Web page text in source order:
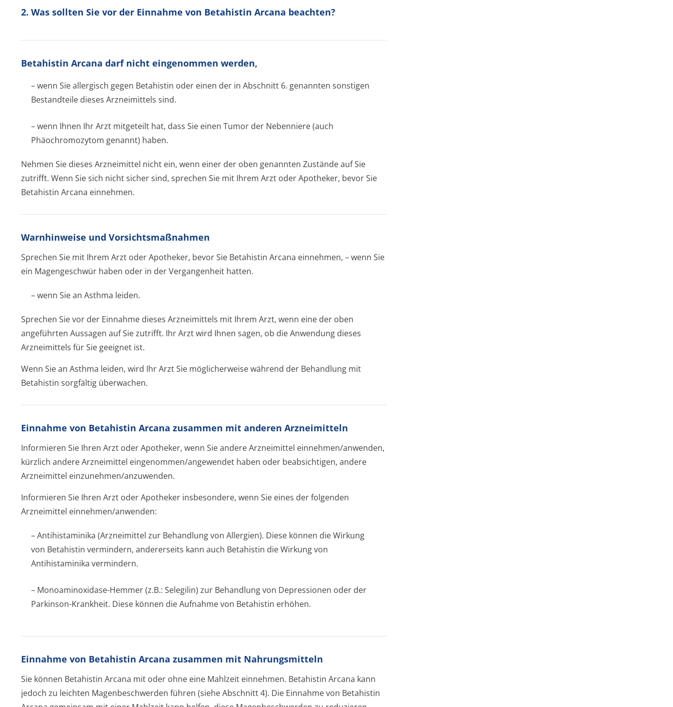
2. Was sollten Sie vor der Einnahme von Betahistin Arcana beachten?
Betahistin Arcana darf nicht eingenommen werden,
– wenn Sie allergisch gegen Betahistin oder einen der in Abschnitt 6. genannten sonstigen
Bestandteile dieses Arzneimittels sind.
– wenn Ihnen Ihr Arzt mitgeteilt hat, dass Sie einen Tumor der Nebenniere (auch
Phäochromozytom genannt) haben.
Nehmen Sie dieses Arzneimittel nicht ein, wenn einer der oben genannten Zustände auf Sie
zutrifft. Wenn Sie sich nicht sicher sind, sprechen Sie mit Ihrem Arzt oder Apotheker, bevor Sie
Betahistin Arcana einnehmen.
Warnhinweise und Vorsichtsmaßnahmen
Sprechen Sie mit Ihrem Arzt oder Apotheker, bevor Sie Betahistin Arcana einnehmen, – wenn Sie
ein Magengeschwür haben oder in der Vergangenheit hatten.
– wenn Sie an Asthma leiden.
Sprechen Sie vor der Einnahme dieses Arzneimittels mit Ihrem Arzt, wenn eine der oben
angeführten Aussagen auf Sie zutrifft. Ihr Arzt wird Ihnen sagen, ob die Anwendung dieses
Arzneimittels für Sie geeignet ist.
Wenn Sie an Asthma leiden, wird Ihr Arzt Sie möglicherweise während der Behandlung mit
Betahistin sorgfältig überwachen.
Einnahme von Betahistin Arcana zusammen mit anderen Arzneimitteln
Informieren Sie Ihren Arzt oder Apotheker, wenn Sie andere Arzneimittel einnehmen/anwenden,
kürzlich andere Arzneimittel eingenommen/an­gewendet haben oder beabsichtigen, andere
Arzneimittel einzunehmen/an­zuwenden.
Informieren Sie Ihren Arzt oder Apotheker insbesondere, wenn Sie eines der folgenden
Arzneimittel einnehmen/anwenden:
– Antihistaminika (Arzneimittel zur Behandlung von Allergien). Diese können die Wirkung
von Betahistin vermindern, andererseits kann auch Betahistin die Wirkung von
Antihistaminika vermindern.
– Monoaminoxidase-Hemmer (z.B.: Selegilin) zur Behandlung von Depressionen oder der
Parkinson-Krankheit. Diese können die Aufnahme von Betahistin erhöhen.
Einnahme von Betahistin Arcana zusammen mit Nahrungsmitteln
Sie können Betahistin Arcana mit oder ohne eine Mahlzeit einnehmen. Betahistin Arcana kann
jedoch zu leichten Magenbeschwerden führen (siehe Abschnitt 4). Die Einnahme von Betahistin